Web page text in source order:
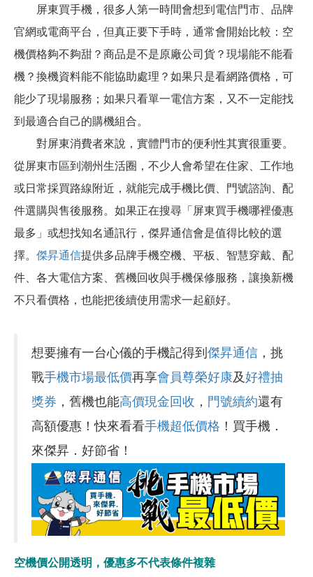
屏東買手機，很多人第一時間會想到電信門市、品牌
官網或電商平台，但真正要下手時，通常會開始比較：空
機價格夠不夠甜？商品是不是原廠公司貨？現場能不能看
機？換機資料能不能協助處理？如果只是看網路價格，可
能少了現場服務；如果只看單一電信方案，又不一定能找
到最適合自己的購機組合。
對屏東消費者來說，實體門市的便利性其實很重要。
從屏東市區到潮州生活圈，不少人會希望在住家、工作地
或日常採買路線附近，就能完成手機比價、門號諮詢、配
件選購與售後服務。如果正在搜尋「屏東買手機哪裡優惠
最多」或想找知名通訊行，傑昇通信會是值得比較的選
擇。 傑昇通信提供多品牌手機空機、平板、智慧穿戴、配
件、各大電信方案、舊機回收與手機保修服務，讓換新機
不只看價格，也能把後續使用需求一起顧好。
想要擁有一台心儀的手機記得到傑昇通信 ，挑
戰手機市場最低價再享會員尊榮好康及好禮抽
獎券 ，舊機也能高價現金回收 ， 門號續約還有
高額優惠！快來看看手機超低價格 ！買手機．
來傑昇．好節省！
空機價公開透明，優惠多不代表條件複雜